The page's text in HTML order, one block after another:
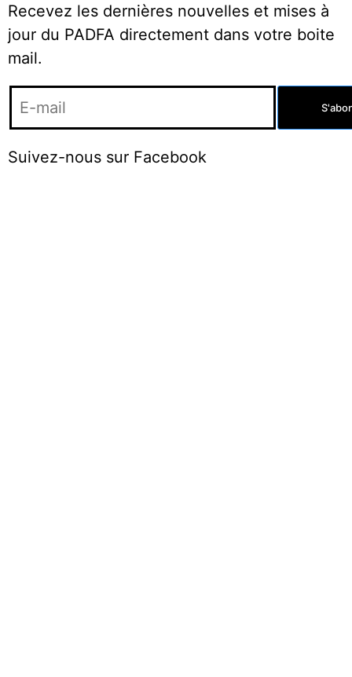
Recevez les dernières nouvelles et mises à
jour du PADFA directement dans votre boite
mail.
Suivez-nous sur Facebook